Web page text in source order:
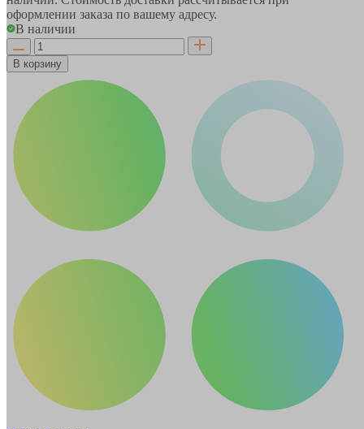
оформлении заказа по вашему адресу.
В наличии
В корзину